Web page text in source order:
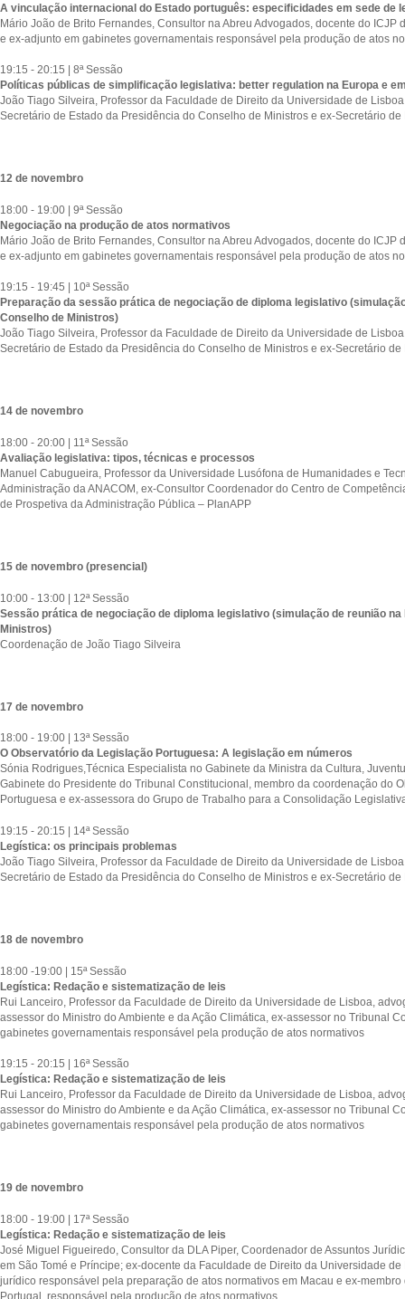
A vinculação internacional do Estado português: especificidades em sede de
Mário João de Brito Fernandes, Consultor na Abreu Advogados, docente do ICJP
e ex-adjunto em gabinetes governamentais responsável pela produção de atos
19:15 - 20:15 | 8ª Sessão
Políticas públicas de simplificação legislativa: better regulation na Europa e
João Tiago Silveira, Professor da Faculdade de Direito da Universidade de
Secretário de Estado da Presidência do Conselho de Ministros e ex-Secretário de
12 de novembro
18:00 - 19:00 | 9ª Sessão
Negociação na produção de atos normativos
Mário João de Brito Fernandes, Consultor na Abreu Advogados, docente do ICJP
e ex-adjunto em gabinetes governamentais responsável pela produção de atos
19:15 - 19:45 | 10ª Sessão
Preparação da sessão prática de negociação de diploma legislativo
Conselho de Ministros)
João Tiago Silveira, Professor da Faculdade de Direito da Universidade de
Secretário de Estado da Presidência do Conselho de Ministros e ex-Secretário de
14 de novembro
18:00 - 20:00 | 11ª Sessão
Avaliação legislativa: tipos, técnicas e processos
Manuel Cabugueira, Professor da Universidade Lusófona de Humanidades e
Administração da ANACOM, ex-Consultor Coordenador do Centro de
de Prospetiva da Administração Pública – PlanAPP
15 de novembro (presencial)
10:00 - 13:00 | 12ª Sessão
Sessão prática de negociação de diploma legislativo (simulação de reunião
Ministros)
Coordenação de João Tiago Silveira
17 de novembro
18:00 - 19:00 | 13ª Sessão
O Observatório da Legislação Portuguesa: A legislação em números
Sónia Rodrigues,Técnica Especialista no Gabinete da Ministra da Cultura,
Gabinete do Presidente do Tribunal Constitucional, membro da coordenação do
Portuguesa e ex-assessora do Grupo de Trabalho para a Consolidação
19:15 - 20:15 | 14ª Sessão
Legística: os principais problemas
João Tiago Silveira, Professor da Faculdade de Direito da Universidade de
Secretário de Estado da Presidência do Conselho de Ministros e ex-Secretário de
18 de novembro
18:00 -19:00 | 15ª Sessão
Legística: Redação e sistematização de leis
Rui Lanceiro, Professor da Faculdade de Direito da Universidade de Lisboa,
assessor do Ministro do Ambiente e da Ação Climática, ex-assessor no Tribunal
gabinetes governamentais responsável pela produção de atos normativos
19:15 - 20:15 | 16ª Sessão
Legística: Redação e sistematização de leis
Rui Lanceiro, Professor da Faculdade de Direito da Universidade de Lisboa,
assessor do Ministro do Ambiente e da Ação Climática, ex-assessor no Tribunal
gabinetes governamentais responsável pela produção de atos normativos
19 de novembro
18:00 - 19:00 | 17ª Sessão
Legística: Redação e sistematização de leis
José Miguel Figueiredo, Consultor da DLA Piper, Coordenador de Assuntos
em São Tomé e Príncipe; ex-docente da Faculdade de Direito da Universidade
jurídico responsável pela preparação de atos normativos em Macau e ex-
Portugal, responsável pela produção de atos normativos.